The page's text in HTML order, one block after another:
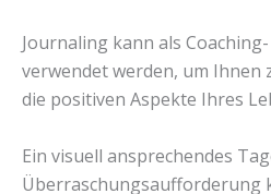
Journaling kann als
verwendet werden, um Ihnen
die positiven Aspekte Ihres
Ein visuell ansprechendes
Überraschungsaufforderung